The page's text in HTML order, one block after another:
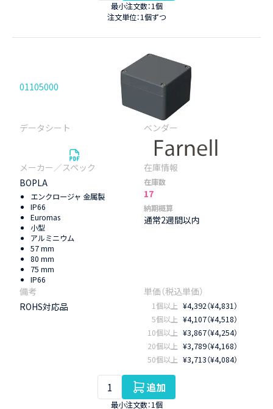
最小注文数：1個
注文単位：1個ずつ
01105000
BOPLA
エンクロージャ 金属製
IP66
Euromas
小型
アルミニウム
57 mm
80 mm
75 mm
IP66
在庫数
17
納期概算
通常2週間以内
ROHS対応品 1個以上 ¥4,392（¥4,831）
5個以上 ¥4,107（¥4,518）
10個以上 ¥3,867（¥4,254）
20個以上 ¥3,789（¥4,168）
50個以上 ¥3,713（¥4,084）
追加
最小注文数：1個